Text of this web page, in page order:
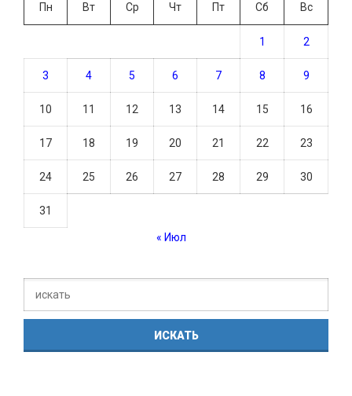
Пн
Вт Ср Чт Пт Сб Вс
1 2
3 4 5 6 7 8 9
10 11 12 13 14 15 16
17 18 19 20 21 22 23
24 25 26 27 28 29 30
31
« Июл